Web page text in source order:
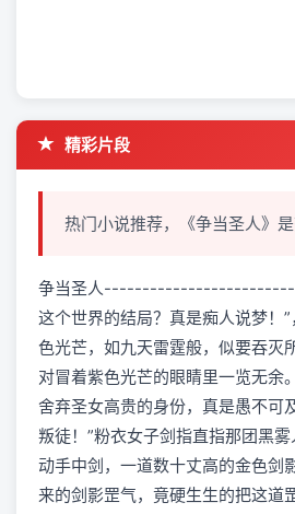
精彩片段
热门小说推荐，《争当圣人》
争当圣人
这个世界的结局？真是痴人说梦！
色光芒，如九天雷霆般，似要吞灭
对冒着紫色光芒的眼睛里一览无余
舍弃圣女高贵的身份，真是愚不可
叛徒！”粉衣女子剑指直指那团黑
动手中剑，一道数十丈高的金色剑
来的剑影罡气，竟硬生生的把这道